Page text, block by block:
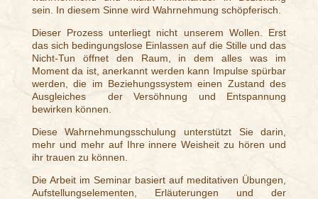
sein. In diesem Sinne wird Wahrnehmung schöpferisch.
Dieser Prozess unterliegt nicht unserem Wollen. Erst
das sich bedingungslose Einlassen auf die Stille und das
Nicht-Tun öffnet den Raum, in dem alles was im
Moment da ist, anerkannt werden kann Impulse spürbar
werden, die im Beziehungssystem einen Zustand des
Ausgleiches
der Versöhnung und Entspannung
bewirken können.
Diese Wahrnehmungsschulung unterstützt Sie darin,
mehr und mehr auf Ihre innere Weisheit zu hören und
ihr trauen zu können.
Die Arbeit im Seminar basiert auf meditativen Übungen,
Aufstellungselementen, Erläuterungen und der